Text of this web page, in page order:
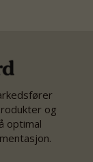
og
optimal